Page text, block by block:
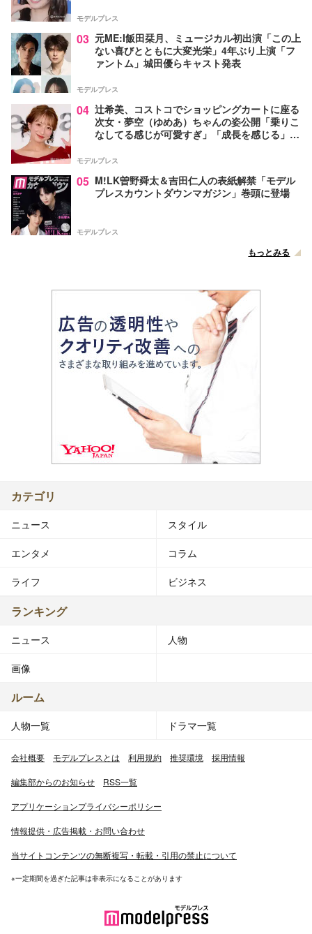
モデルプレス
03 元ME:I飯田栞月、ミュージカル初出演「この上
ない喜びとともに大変光栄」4年ぶり上演「フ
ァントム」城田優らキャスト発表
モデルプレス
04 辻希美、コストコでショッピングカートに座る
次女・夢空（ゆめあ）ちゃんの姿公開「乗りこ
なしてる感じが可愛すぎ」「成長を感じる」の
モデルプレス
05 M!LK曽野舜太＆吉田仁人の表紙解禁「モデル
プレスカウントダウンマガジン」巻頭に登場
モデルプレス
もっとみる
カテゴリ
ニュース スタイル
エンタメ コラム
ライフ ビジネス
ランキング
ニュース 人物
画像
ルーム
人物一覧 ドラマ一覧
会社概要 モデルプレスとは 利用規約 推奨環境 採用情報
編集部からのお知らせ RSS一覧
アプリケーションプライバシーポリシー
情報提供・広告掲載・お問い合わせ
当サイトコンテンツの無断複写・転載・引用の禁止について
※一定期間を過ぎた記事は非表示になることがあります